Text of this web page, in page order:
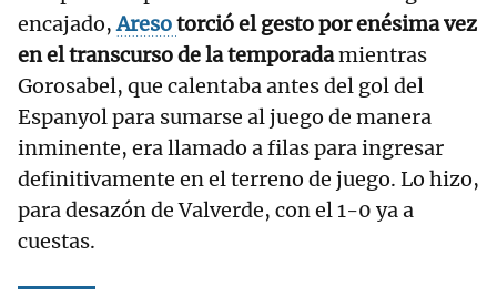
encajado,Aresotorció el gesto por enésima vez
en el transcurso de la temporadamientras
Gorosabel, que calentaba antes del gol del
Espanyol para sumarse al juego de manera
inminente, era llamado a filas para ingresar
definitivamente en el terreno de juego. Lo hizo,
para desazón de Valverde, con el 1-0 ya a
cuestas.